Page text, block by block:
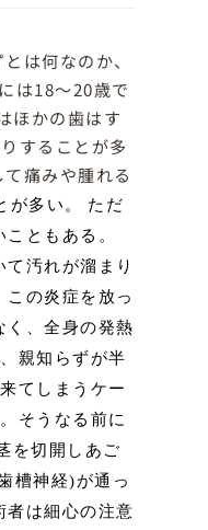
は何なのか、
は18～20歳で
ほかの歯はす
することが多
痛みや腫れる
が多い。
ただ
ともある。
汚れが溜まり
の炎症を放っ
く、全身の発熱
親知らずが半
てしまうケー
そうなる前に
を切開しあご
槽神経)が通っ
者は細心の注意